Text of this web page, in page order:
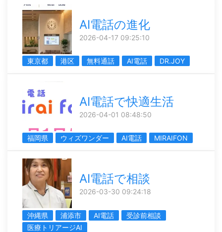
AI電話の進化
2026-04-17 09:25:10
東京都 港区 無料通話 AI電話 DR.JOY
AI電話で快適生活
2026-04-01 08:48:50
福岡県 ウィズワンダー AI電話 MIRAIFON
AI電話で相談
2026-03-30 09:24:18
沖縄県 浦添市 AI電話
受診前相談
医療トリアージAI